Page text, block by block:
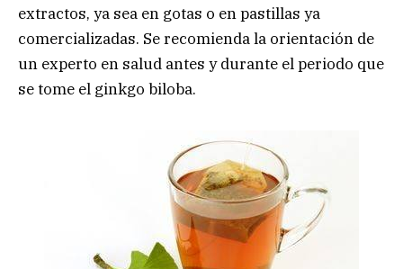
extractos, ya sea en gotas o en pastillas ya
comercializadas. Se recomienda la orientación de
un experto en salud antes y durante el periodo que
se tome el ginkgo biloba.